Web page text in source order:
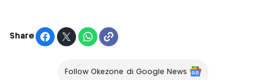
Share
Follow Okezone di Google News